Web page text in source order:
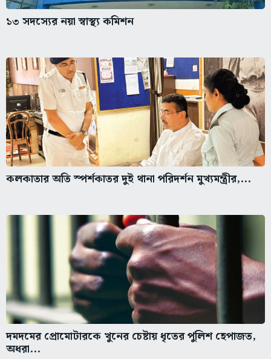
১৩ সদস্যের নয়া স্বাস্থ্য কমিশন
কলকাতার অতি স্পর্শকাতর দুই থানা পরিদর্শন মুখ্যমন্ত্রীর,...
দমদমের প্রোমোটারকে খুনের চেষ্টায় ধৃতের পুলিশ হেপাজত,
অধরা...